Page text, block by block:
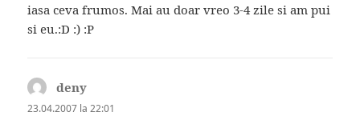
iasa ceva frumos. Mai au doar vreo 3-4 zile si am pui
si eu.:D :) :P
deny
23.04.2007 la 22:01